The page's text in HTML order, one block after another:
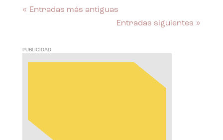
« Entradas más antiguas
Entradas siguientes »
PUBLICIDAD